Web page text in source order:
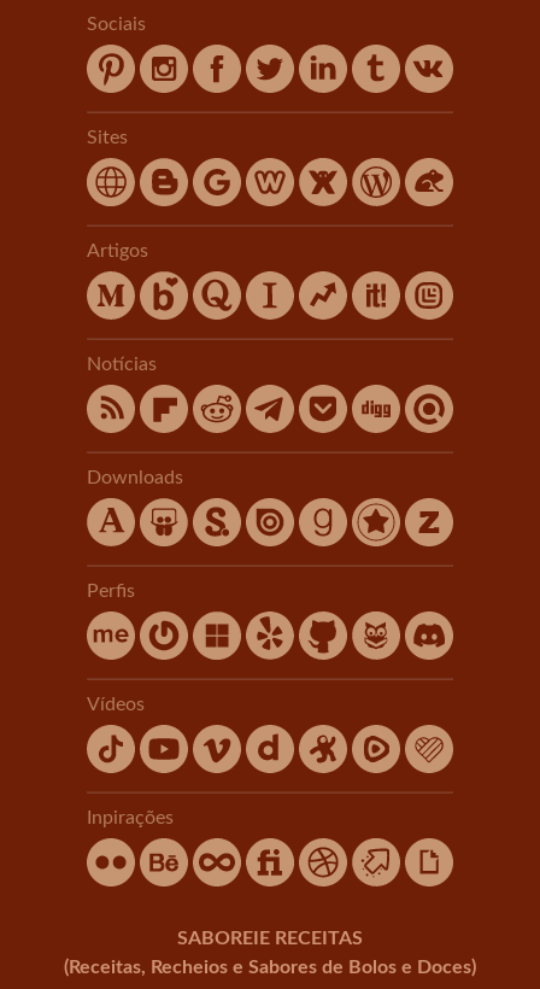
Sociais
Sites
Artigos
Notícias
Downloads
Perfis
Vídeos
Inpirações
SABOREIE RECEITAS
(Receitas, Recheios e Sabores de Bolos e Doces)